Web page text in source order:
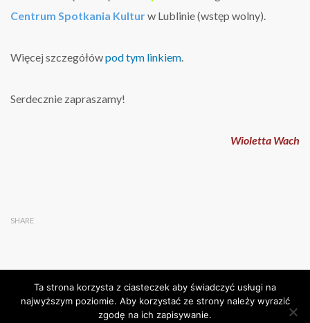
Centrum Spotkania Kulturw Lublinie (wstęp wolny).
Więcej szczegółówpod tym linkiem
Serdecznie zapraszamy!
Wioletta Wach
SHARE
Ta strona korzysta z ciasteczek aby świadczyć usługi na
najwyższym poziomie. Aby korzystać ze strony należy wyrazić
zgodę na ich zapisywanie.